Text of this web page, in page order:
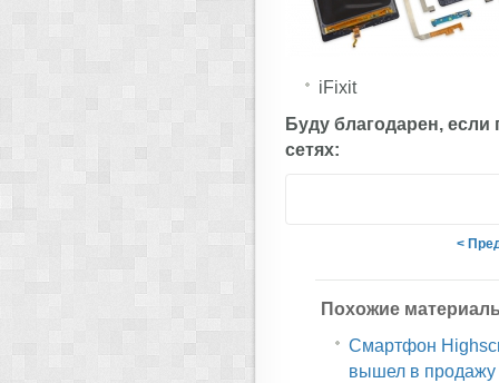
iFixit
Буду благодарен, если
сетях:
<
Похожие
Смартфон
вышел в продажу